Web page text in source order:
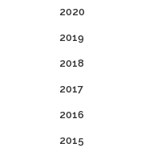
2020
2019
2018
2017
2016
2015